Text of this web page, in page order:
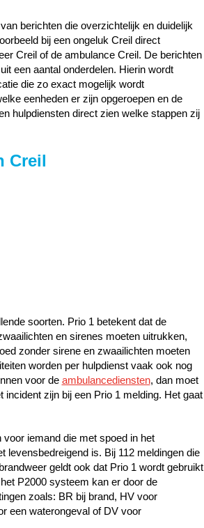
berichten die overzichtelijk en duidelijk
bij een ongeluk Creil direct
Creil of de ambulance Creil. De berichten
een aantal onderdelen. Hierin wordt
die zo exact mogelijk wordt
eenheden er zijn opgeroepen en de
hulpdiensten direct zien welke stappen zij
Creil
soorten. Prio 1 betekent dat de
en sirenes moeten uitrukken,
zonder sirene en zwaailichten moeten
worden per hulpdienst vaak ook nog
voor de ambulancediensten, dan moet
zijn bij een Prio 1 melding. Het gaat
iemand die met spoed in het
levensbedreigend is. Bij 112 meldingen die
geldt ook dat Prio 1 wordt gebruikt
P2000 systeem kan er door de
zoals: BR bij brand, HV voor
een waterongeval of DV voor